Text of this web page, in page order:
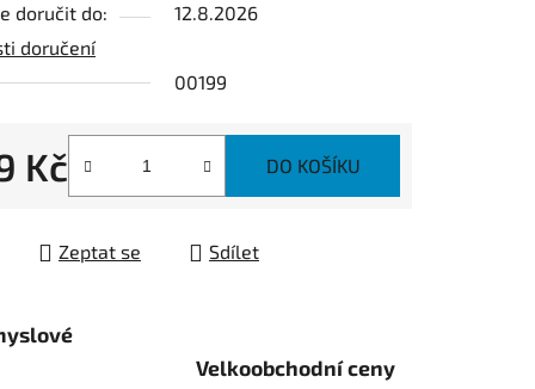
doručit do:
12.8.2026
doručení
00199
Kč DO KOŠÍKU
Zeptat se Sdílet
Velkoobchodní ceny